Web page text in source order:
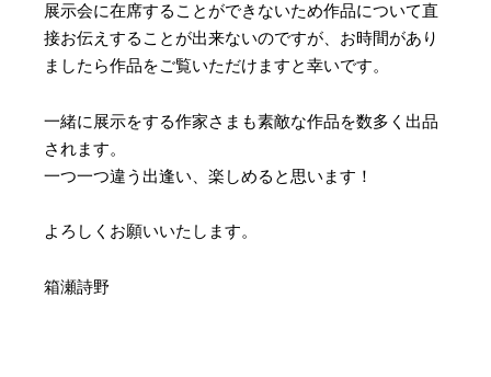
展示会に在席することができないため作品について直
接お伝えすることが出来ないのですが、お時間があり
ましたら作品をご覧いただけますと幸いです。
一緒に展示をする作家さまも素敵な作品を数多く出品
されます。
一つ一つ違う出逢い、楽しめると思います！
よろしくお願いいたします。
箱瀬詩野